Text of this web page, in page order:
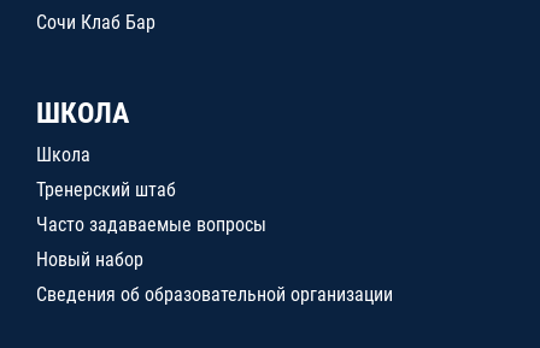
Сочи Клаб Бар
ШКОЛА
Школа
Тренерский штаб
Часто задаваемые вопросы
Новый набор
Сведения об образовательной организации